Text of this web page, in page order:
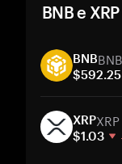
BNB e
BNBBNB
$592.25
30 dias
valor de
XRPXRP
$1.03